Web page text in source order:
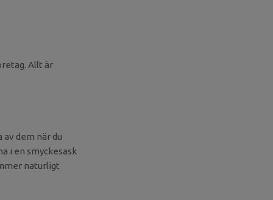
Allt är
dem när du
i en smyckesask
naturligt